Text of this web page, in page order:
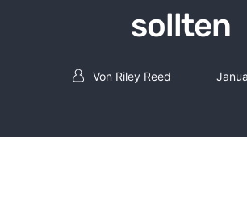
sollten
Beitrag Autor
Von Riley Reed